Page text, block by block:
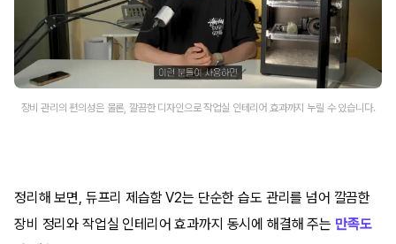
장비 관리의 편의성은 물론, 깔끔한 디자인으로 작업실 인테리어 효과까지 누릴 수 있습니다.
정리해 보면, 듀프리 제습함 V2는 단순한 습도 관리를 넘어 깔끔한
장비 정리와 작업실 인테리어 효과까지 동시에 해결해 주는 만족도